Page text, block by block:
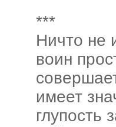
***
Ничто не
воин
имеет
глупость